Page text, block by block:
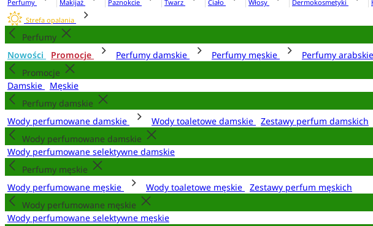
Perfumy Makijaż Paznokcie Twarz Ciało Włosy Dermokosmetyki
Strefa opalania
Perfumy
Nowości
Promocje Perfumy damskie Perfumy męskie Perfumy
Promocje
Damskie
Męskie
Perfumy damskie
Wody perfumowane damskie
Wody toaletowe damskie
Zestawy perfum damskich
Wody perfumowane damskie
Wody perfumowane selektywne damskie
Perfumy męskie
Wody perfumowane męskie
Wody toaletowe męskie
Zestawy perfum męskich
Wody perfumowane męskie
Wody perfumowane selektywne męskie